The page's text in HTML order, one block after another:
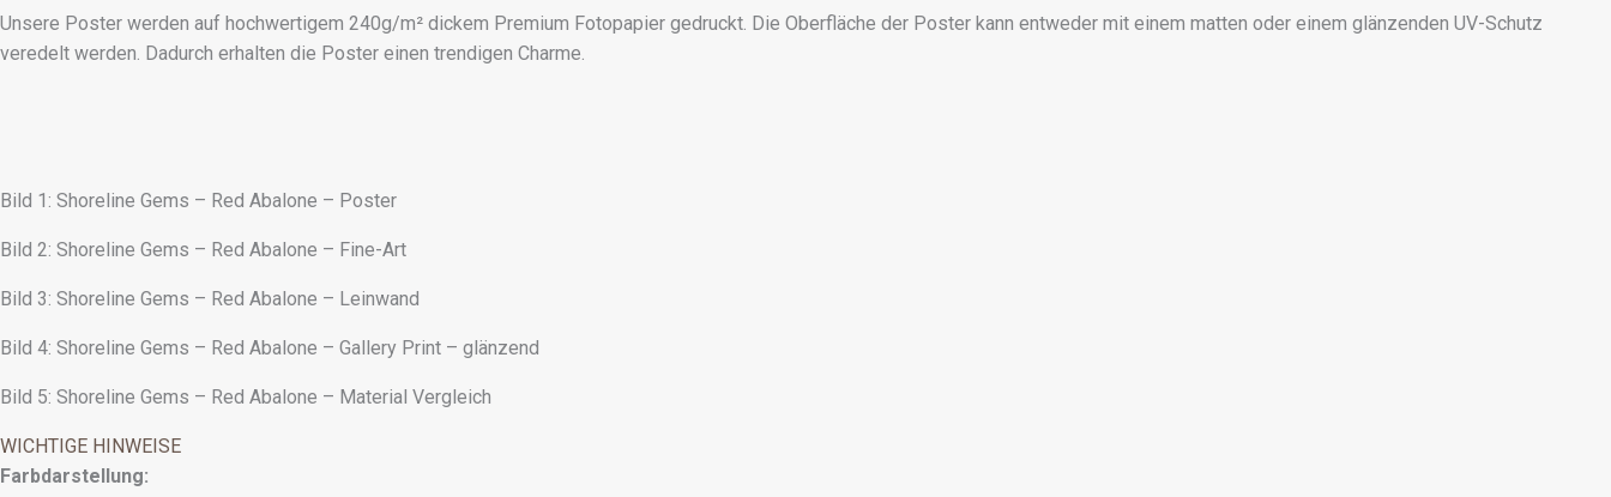
Unsere Poster werden auf hochwertigem 240g/m² dickem Premium Fotopapier gedruckt. Die Oberfläche der Poster kann entweder mit einem matten oder einem glänzenden UV-Schutz
veredelt werden. Dadurch erhalten die Poster einen trendigen Charme.
Bild 1: Shoreline Gems – Red Abalone – Poster
Bild 2: Shoreline Gems – Red Abalone – Fine-Art
Bild 3: Shoreline Gems – Red Abalone – Leinwand
Bild 4: Shoreline Gems – Red Abalone – Gallery Print – glänzend
Bild 5: Shoreline Gems – Red Abalone – Material Vergleich
WICHTIGE HINWEISE
Farbdarstellung: